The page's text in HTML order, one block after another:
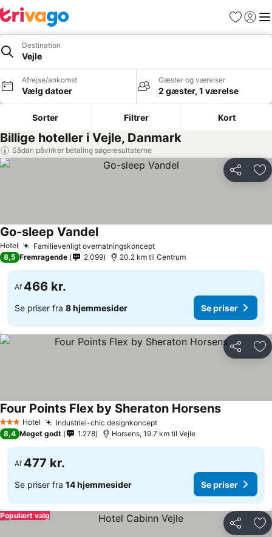
Favoritter
Log ind
Destination
Vejle
Afrejse/ankomst
Vælg datoer
Gæster og værelser
2 gæster, 1 værelse
Sorter Filtrer Kort
Billige hoteller i Vejle, Danmark
Sådan påvirker betaling søgeresultaterne
Del
Hotel Familievenligt overnatningskoncept
Go-sleep Vandel
8,5 Fremragende 2.099 20.2 km til Centrum
Af 466 kr.
Se priser fra 8 hjemmesider Se priser
Del
3 StjernerHotel Industriel-chic designkoncept
Four Points Flex by Sheraton Horsens
8,4 Meget godt 1.278 Horsens, 19.7 km til Vejle
Af 477 kr.
Se priser fra 14 hjemmesider Se priser
Del
Populært valg